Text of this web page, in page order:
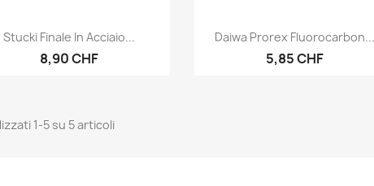
Anteprima
Stucki Finale In Acciaio...
8,90 CHF
Anteprima
Daiwa Prorex Fluorocarbon...
5,85 CHF
1-5 su 5 articoli